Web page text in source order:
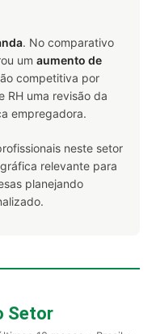
. No comparativo
um aumento de
competitiva por
RH uma revisão da
empregadora.
neste setor
relevante para
planejando
Setor